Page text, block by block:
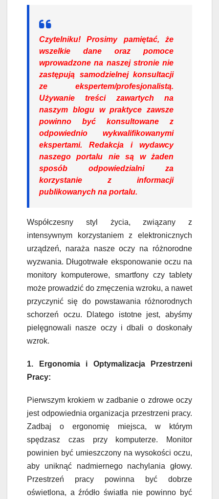
Czytelniku! Prosimy pamiętać, że
wszelkie dane oraz pomoce
wprowadzone na naszej stronie nie
zastępują samodzielnej konsultacji
ze ekspertem/profesjonalistą.
Używanie treści zawartych na
naszym blogu w praktyce zawsze
powinno być konsultowane z
odpowiednio wykwalifikowanymi
ekspertami. Redakcja i wydawcy
naszego portalu nie są w żaden
sposób odpowiedzialni za
korzystanie z informacji
publikowanych na portalu.
Współczesny styl życia, związany z
intensywnym korzystaniem z elektronicznych
urządzeń, naraża nasze oczy na różnorodne
wyzwania. Długotrwałe eksponowanie oczu na
monitory komputerowe, smartfony czy tablety
może prowadzić do zmęczenia wzroku, a nawet
przyczynić się do powstawania różnorodnych
schorzeń oczu. Dlatego istotne jest, abyśmy
pielęgnowali nasze oczy i dbali o doskonały
wzrok.
1. Ergonomia i Optymalizacja Przestrzeni
Pracy:
Pierwszym krokiem w zadbanie o zdrowe oczy
jest odpowiednia organizacja przestrzeni pracy.
Zadbaj o ergonomię miejsca, w którym
spędzasz czas przy komputerze. Monitor
powinien być umieszczony na wysokości oczu,
aby uniknąć nadmiernego nachylania głowy.
Przestrzeń pracy powinna być dobrze
oświetlona, a źródło światła nie powinno być